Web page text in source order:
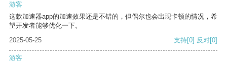
游客
这款加速器app的加速效果还是不错的，但偶尔也会出现卡顿的情况，希
望开发者能够优化一下。
2025-05-25
支持[0] 反对[0]
游客